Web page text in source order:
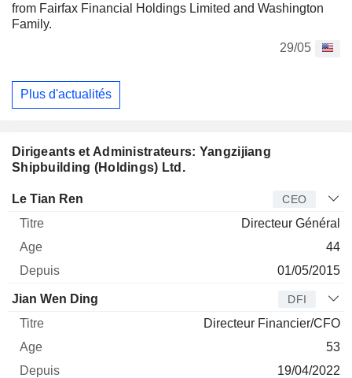
from Fairfax Financial Holdings Limited and Washington
Family.
29/05
Plus d'actualités
Dirigeants et Administrateurs: Yangzijiang
Shipbuilding (Holdings) Ltd.
Dirigeant Titre
Le Tian Ren CEO
Directeur Général
44
01/05/2015
Jian Wen Ding DFI
Directeur Financier/CFO
53
19/04/2022